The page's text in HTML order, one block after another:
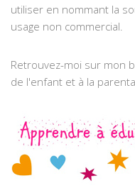
utiliser en nommant la
usage non commercial.
Retrouvez-moi sur mon
de l'enfant et à la